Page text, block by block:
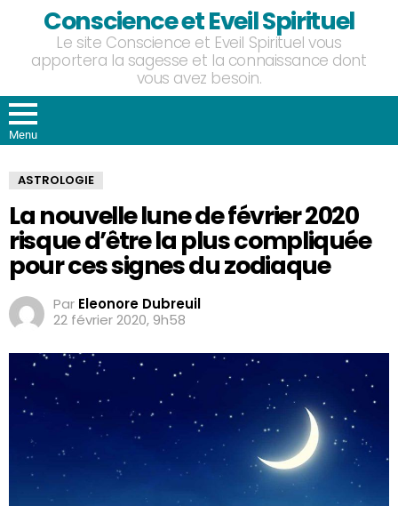
Conscience et Eveil Spirituel
Le site Conscience et Eveil Spirituel vous
apportera la sagesse et la connaissance dont
vous avez besoin.
Menu
ASTROLOGIE
La nouvelle lune de février 2020
risque d’être la plus compliquée
pour ces signes du zodiaque
Par Eleonore Dubreuil
22 février 2020, 9h58